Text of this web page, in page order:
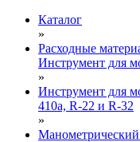
Каталог
»
Расходные
Инструмент для
»
Инструмент для
410а, R-22 и R-32
»